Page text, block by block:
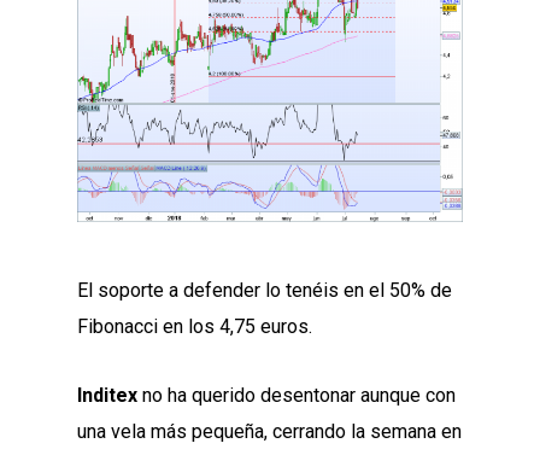
El soporte a defender lo tenéis en el 50% de
Fibonacci en los 4,75 euros.
Inditex no ha querido desentonar aunque con
una vela más pequeña, cerrando la semana en